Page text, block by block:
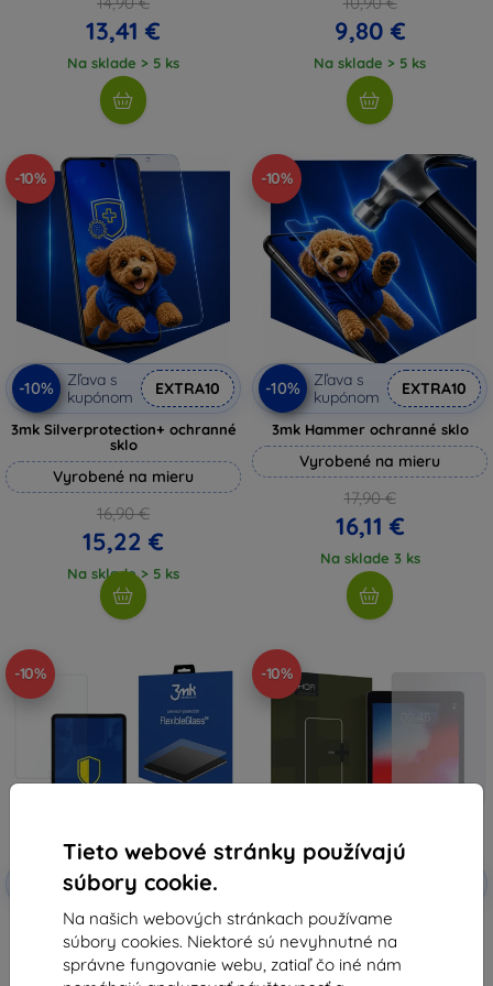
Tieto webové stránky používajú
súbory cookie.
Na našich webových stránkach používame
súbory cookies. Niektoré sú nevyhnutné na
správne fungovanie webu, zatiaľ čo iné nám
13,41 €
Na sklade > 5 ks
9,80 €
Na sklade > 5 ks
-10%
-10%
Zľava s
kupónom
EXTRA10
3mk Silverprotection+ ochranné
sklo
Vyrobené na mieru
16,90 €
15,22 €
Na sklade > 5 ks
-10%
-10%
Zľava s
kupónom
EXTRA10
3mk Hammer ochranné sklo
Vyrobené na mieru
17,90 €
16,11 €
Na sklade 3 ks
-10%
Zľava s
kupónom
EXTRA10
3MK FlexibleGlass iPad Air
hybridné sklo
13,90 €
-10%
HOFI GLASS PRO+ IPAD AIR
1/2/PRO 9.7 (23534568)
9,90 €